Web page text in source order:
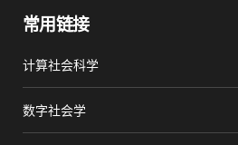
常用链接
计算社会科学
数字社会学